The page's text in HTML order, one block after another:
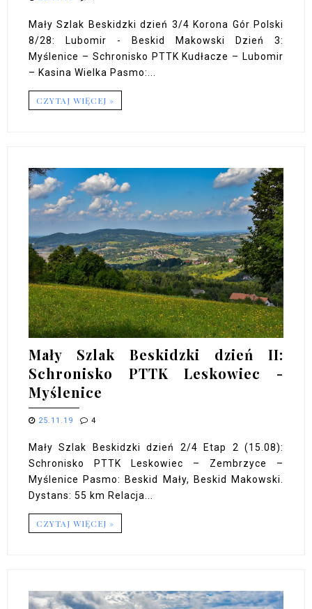
Mały Szlak Beskidzki dzień 3/4 Korona Gór Polski
8/28: Lubomir - Beskid Makowski Dzień 3:
Myślenice – Schronisko PTTK Kudłacze – Lubomir
– Kasina Wielka Pasmo:...
CZYTAJ WIĘCEJ »
Mały Szlak Beskidzki dzień II:
Schronisko PTTK Leskowiec -
Myślenice
25.11.19 4
Mały Szlak Beskidzki dzień 2/4 Etap 2 (15.08):
Schronisko PTTK Leskowiec – Zembrzyce –
Myślenice Pasmo: Beskid Mały, Beskid Makowski.
Dystans: 55 km Relacja...
CZYTAJ WIĘCEJ »